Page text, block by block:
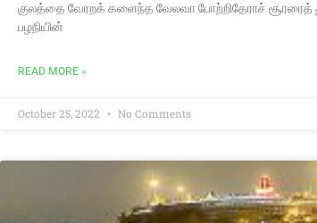
குலத்தை வேரறக் களைந்த வேலவா போற்றிதேராச்
பழநியின்
READ MORE »
October 25, 2022 No Comments